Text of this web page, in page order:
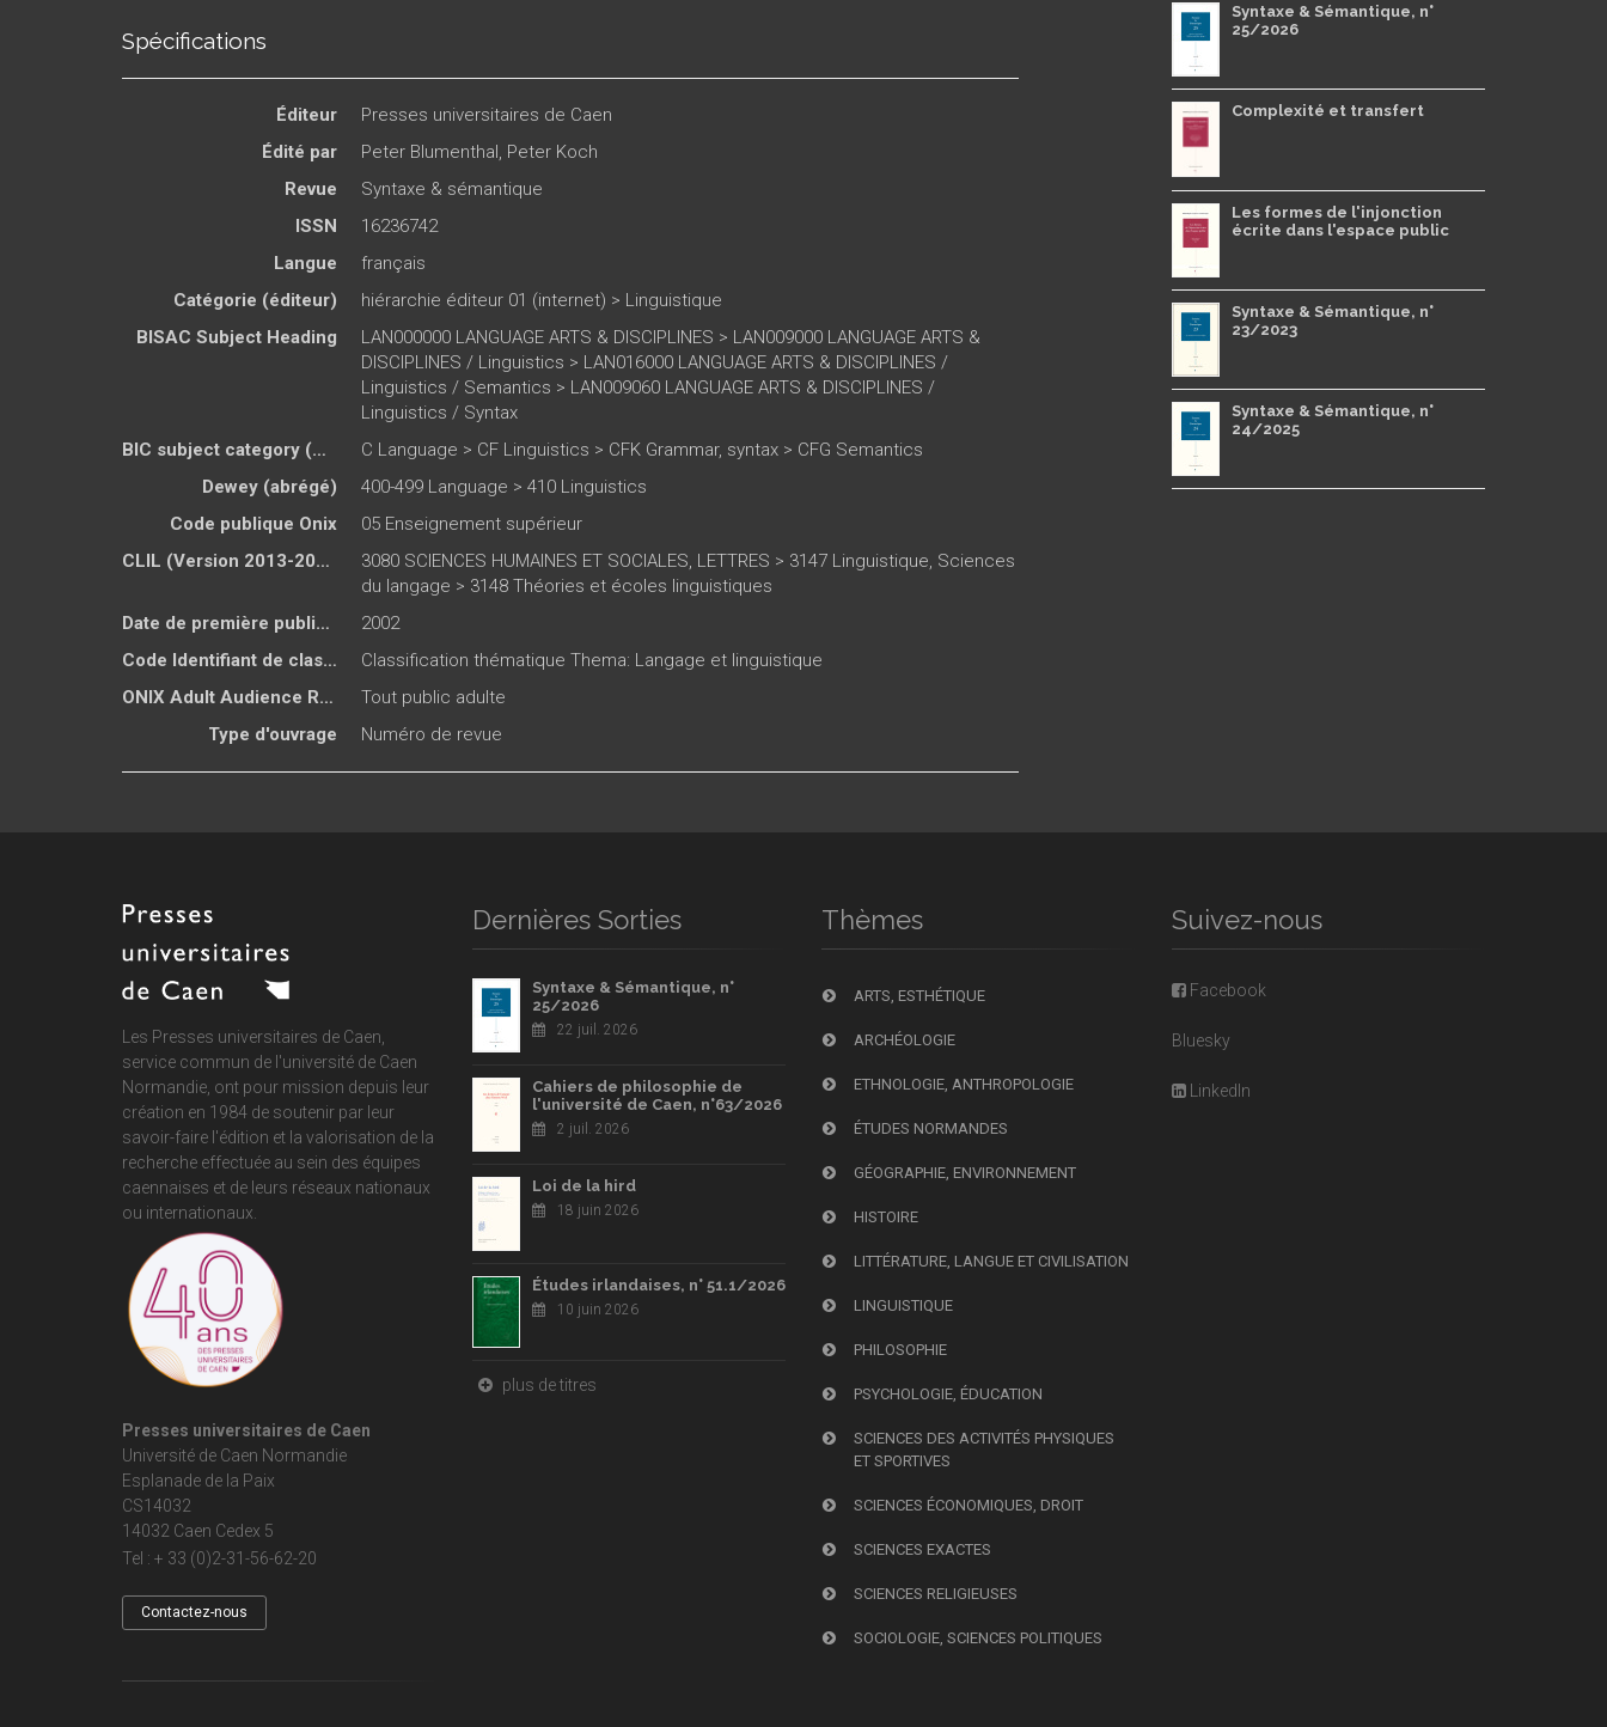
Spécifications
Éditeur
Presses universitaires de Caen
Édité par
Peter Blumenthal Peter Koch
Revue
Syntaxe & sémantique
ISSN
16236742
Langue
français
Catégorie (éditeur)
hiérarchie éditeur 01 (internet) > Linguistique
BISAC Subject Heading
LAN000000 LANGUAGE ARTS & DISCIPLINES > LAN009000 LANGUAGE ARTS &
DISCIPLINES / Linguistics > LAN016000 LANGUAGE ARTS & DISCIPLINES /
Linguistics / Semantics > LAN009060 LANGUAGE ARTS & DISCIPLINES /
Linguistics / Syntax
BIC subject category (UK)
C Language > CF Linguistics > CFK Grammar, syntax > CFG Semantics
Dewey (abrégé)
400-499 Language > 410 Linguistics
Code publique Onix
05 Enseignement supérieur
CLIL (Version 2013-2019 )
3080 SCIENCES HUMAINES ET SOCIALES, LETTRES > 3147 Linguistique, Sciences
du langage > 3148 Théories et écoles linguistiques
Date de première publication du titre
2002
Code Identifiant de classement sujet
Classification thématique Thema: Langage et linguistique
ONIX Adult Audience Rating
Tout public adulte
Type d'ouvrage
Numéro de revue
Syntaxe & Sémantique, n°
25/2026
Complexité et transfert
Les formes de l'injonction
écrite dans l'espace public
Syntaxe & Sémantique, n°
23/2023
Syntaxe & Sémantique, n°
24/2025
Les Presses universitaires de Caen,
service commun de l'université de Caen
Normandie , ont pour mission depuis leur
création en 1984 de soutenir par leur
savoir-faire l'édition et la valorisation de la
recherche effectuée au sein des équipes
caennaises et de leurs réseaux nationaux
ou internationaux.
Presses universitaires de Caen
Université de Caen Normandie
Esplanade de la Paix
CS14032
14032 Caen Cedex 5
Tel : + 33 (0)2-31-56-62-20
Contactez-nous
Dernières Sorties
Syntaxe & Sémantique, n°
25/2026
22 juil. 2026
Cahiers de philosophie de
l'université de Caen, n°63/2026
2 juil. 2026
Loi de la hird
18 juin 2026
Études irlandaises, n° 51.1/2026
10 juin 2026
plus de titres
Thèmes
ARTS, ESTHÉTIQUE
ARCHÉOLOGIE
ETHNOLOGIE, ANTHROPOLOGIE
ÉTUDES NORMANDES
GÉOGRAPHIE, ENVIRONNEMENT
HISTOIRE
LITTÉRATURE, LANGUE ET CIVILISATION
LINGUISTIQUE
PHILOSOPHIE
PSYCHOLOGIE, ÉDUCATION
SCIENCES DES ACTIVITÉS PHYSIQUES
ET SPORTIVES
SCIENCES ÉCONOMIQUES, DROIT
SCIENCES EXACTES
SCIENCES RELIGIEUSES
SOCIOLOGIE, SCIENCES POLITIQUES
Suivez-nous
Facebook
Bluesky
LinkedIn